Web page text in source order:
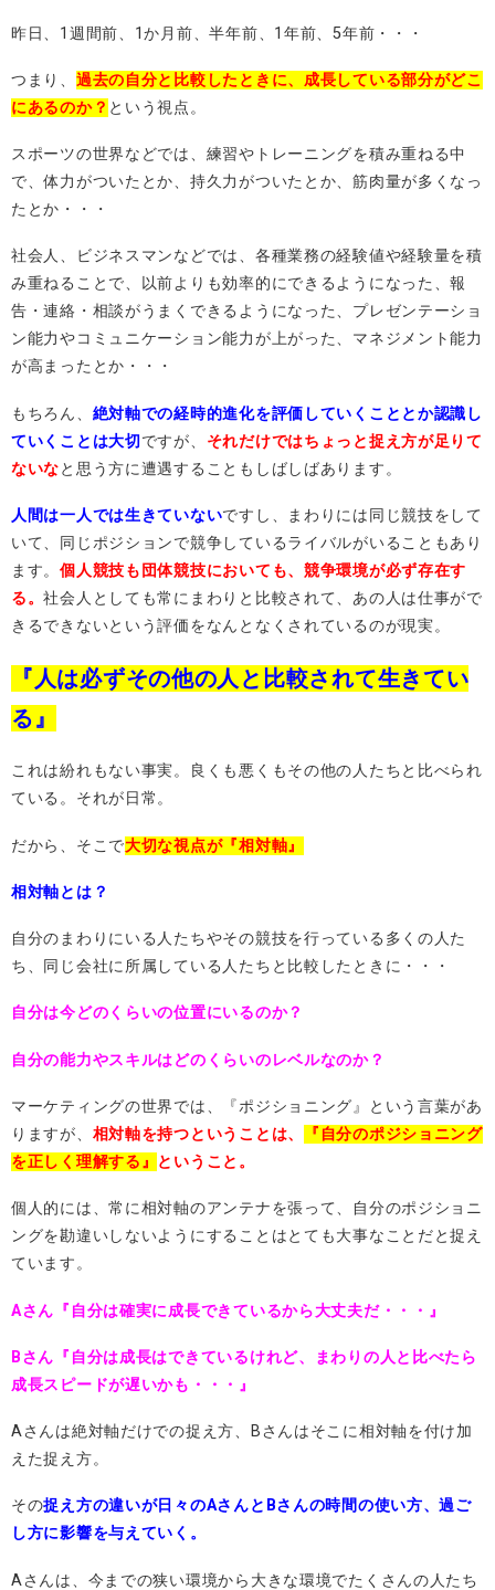
昨日、1週間前、1か月前、半年前、1年前、5年前・・・
つまり、 過去の自分と比較したときに、成長している部分がどこ
にあるのか？ という視点。
スポーツの世界などでは、練習やトレーニングを積み重ねる中
で、体力がついたとか、持久力がついたとか、筋肉量が多くなっ
たとか・・・
社会人、ビジネスマンなどでは、各種業務の経験値や経験量を積
み重ねることで、以前よりも効率的にできるようになった、報
告・連絡・相談がうまくできるようになった、プレゼンテーショ
ン能力やコミュニケーション能力が上がった、マネジメント能力
が高まったとか・・・
もちろん、 絶対軸での経時的進化を評価していくこととか認識し
ていくことは大切ですが、 それだけではちょっと捉え方が足りて
ないなと思う方に遭遇することもしばしばあります。
人間は一人では生きていないですし、まわりには同じ競技をして
いて、同じポジションで競争しているライバルがいることもあり
ます。個人競技も団体競技においても、競争環境が必ず存在す
る。社会人としても常にまわりと比較されて、あの人は仕事がで
きるできないという評価をなんとなくされているのが現実。
『人は必ずその他の人と比較されて生きてい
る』
これは紛れもない事実。良くも悪くもその他の人たちと比べられ
ている。それが日常。
だから、そこで大切な視点が『相対軸』
相対軸とは？
自分のまわりにいる人たちやその競技を行っている多くの人た
ち、同じ会社に所属している人たちと比較したときに・・・
自分は今どのくらいの位置にいるのか？
自分の能力やスキルはどのくらいのレベルなのか？
マーケティングの世界では、『ポジショニング』という言葉があ
りますが、 相対軸を持つということは、
『自分のポジショニング
を正しく理解する』 ということ。
個人的には、常に相対軸のアンテナを張って、自分のポジショニ
ングを勘違いしないようにすることはとても大事なことだと捉え
ています。
Aさん『自分は確実に成長できているから大丈夫だ・・・』
Bさん『自分は成長はできているけれど、まわりの人と比べたら
成長スピードが遅いかも・・・』
Aさんは絶対軸だけでの捉え方、Bさんはそこに相対軸を付け加
えた捉え方。
その捉え方の違いが日々のAさんとBさんの時間の使い方、過ご
し方に影響を与えていく。
Aさんは、今までの狭い環境から大きな環境でたくさんの人たち